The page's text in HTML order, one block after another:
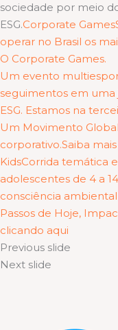
sociedade por meio
ESG.Corporate
operar no Brasil os
O Corporate Games.
Um evento
seguimentos em
ESG. Estamos na
Um Movimento
corporativo.Saiba
KidsCorrida temática
adolescentes de 4 a
consciência
Passos de Hoje,
clicando aqui
Previous slide
Next slide